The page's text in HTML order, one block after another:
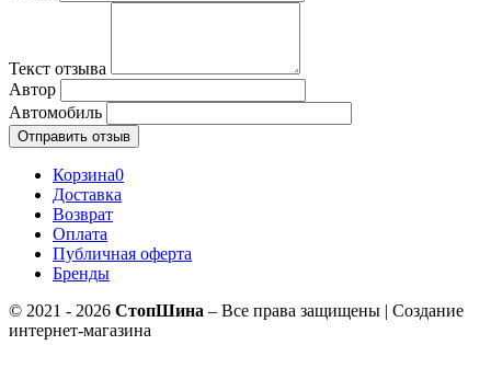
Текст отзыва
Автор
Автомобиль
Отправить отзыв
Корзина0
Доставка
Возврат
Оплата
Публичная оферта
Бренды
© 2021 - 2026 СтопШина – Все права защищены | Создание
интернет-магазина